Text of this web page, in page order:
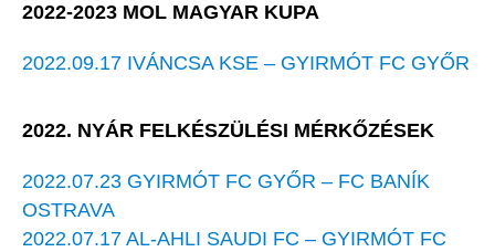
2022-2023 MOL MAGYAR KUPA
2022.09.17 IVÁNCSA KSE – GYIRMÓT FC GYŐR
2022. NYÁR FELKÉSZÜLÉSI MÉRKŐZÉSEK
2022.07.23 GYIRMÓT FC GYŐR – FC BANÍK
OSTRAVA
2022.07.17 AL-AHLI SAUDI FC – GYIRMÓT FC